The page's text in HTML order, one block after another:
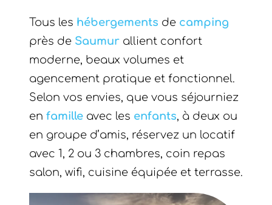
Tous les hébergements de camping
près de Saumur allient confort
moderne, beaux volumes et
agencement pratique et fonctionnel.
Selon vos envies, que vous séjourniez
en famille avec les enfants, à deux ou
en groupe d’amis, réservez un locatif
avec 1, 2 ou 3 chambres, coin repas
salon, wifi, cuisine équipée et terrasse.